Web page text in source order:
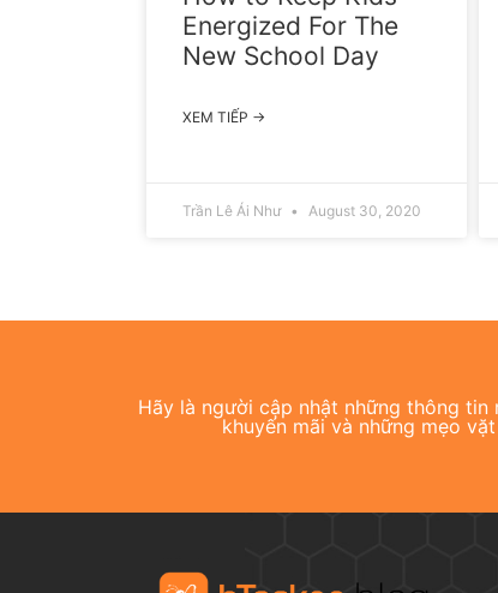
Energized For The
New School Day
XEM TIẾP →
Trần Lê Ái Như August 30, 2020
Hãy là người cập nhật những thông
khuyến mãi và những mẹo